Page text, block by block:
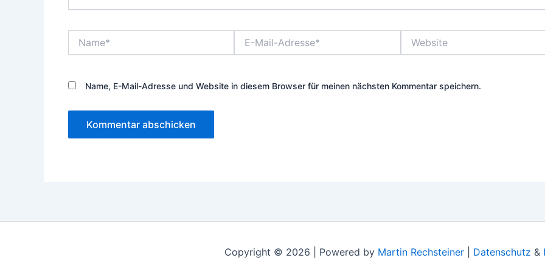
Mail-
Name, E-Mail-Adresse und Website in diesem Browser für meinen nächsten Kommentar speichern.
Copyright © 2026 | Powered by Martin Rechsteiner Datenschutz &